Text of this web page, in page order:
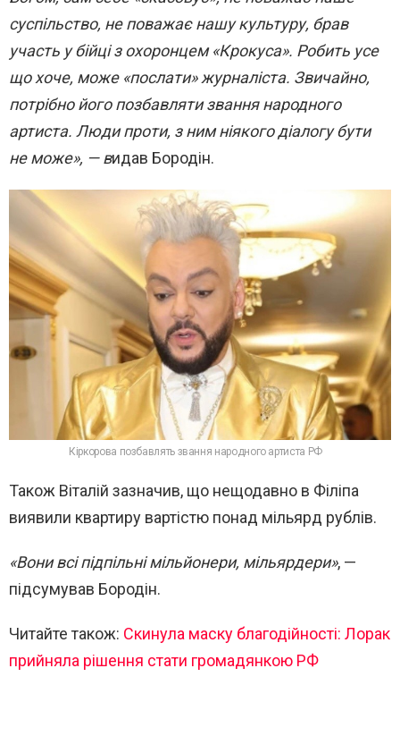
суспільство, не поважає нашу культуру, брав
участь у бійці з охоронцем «Крокуса». Робить усе
що хоче, може «послати» журналіста. Звичайно,
потрібно його позбавляти звання народного
артиста. Люди проти, з ним ніякого діалогу бути
не може», — видав Бородін.
Кіркорова позбавлять звання народного артиста РФ
Також Віталій зазначив, що нещодавно в Філіпа
виявили квартиру вартістю понад мільярд рублів.
«Вони всі підпільні мільйонери, мільярдери», —
підсумував Бородін.
Читайте також: Скинула маску благодійності: Лорак
прийняла рішення стати громадянкою РФ